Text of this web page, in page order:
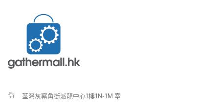
荃灣灰窰角街派龍中心1樓1N-1M 室